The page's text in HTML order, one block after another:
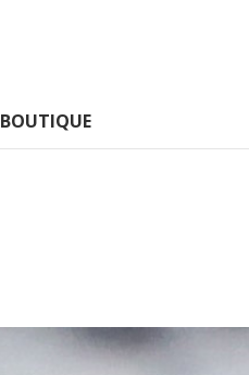
BOUTIQUE